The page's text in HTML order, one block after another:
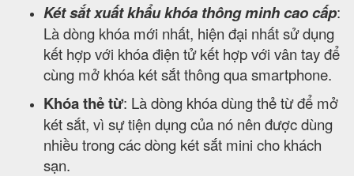
Két sắt xuất khẩu khóa thông minh cao cấp:
Là dòng khóa mới nhất, hiện đại nhất sử dụng
kết hợp với khóa điện tử kết hợp với vân tay để
cùng mở khóa két sắt thông qua smartphone.
Khóa thẻ từ: Là dòng khóa dùng thẻ từ để mở
két sắt, vì sự tiện dụng của nó nên được dùng
nhiều trong các dòng két sắt mini cho khách
sạn.